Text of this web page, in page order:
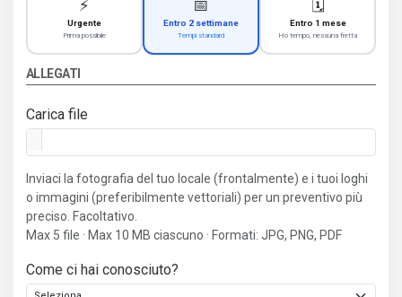
⚡
Urgente
Prima possibile
📅
Entro 2 settimane
Tempi standard
🗓️
Entro 1 mese
Ho tempo, nessuna fretta
ALLEGATI
Carica file
Inviaci la fotografia del tuo locale (frontalmente) e i tuoi loghi
o immagini (preferibilmente vettoriali) per un preventivo più
preciso. Facoltativo.
Max 5 file · Max 10 MB ciascuno · Formati: JPG, PNG, PDF
Come ci hai conosciuto?